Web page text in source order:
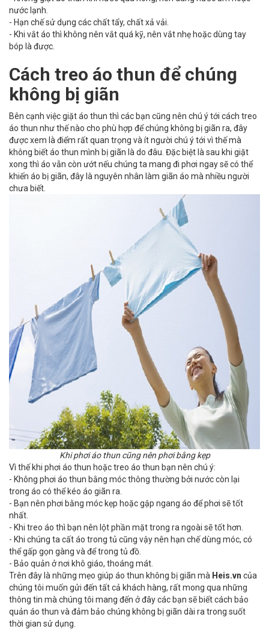
nước lạnh.
- Hạn chế sử dụng các chất tẩy, chất xả vải.
- Khi vắt áo thì không nên vắt quá kỹ, nên vắt nhẹ hoặc dùng tay
bóp là được.
Cách treo áo thun để chúng
không bị giãn
Bên cạnh việc giặt áo thun thì các bạn cũng nên chú ý tới cách treo
áo thun như thế nào cho phù hợp để chúng không bị giãn ra, đây
được xem là điểm rất quan trọng và ít người chú ý tới vì thế mà
không biết áo thun mình bị giãn là do đâu. Đặc biệt là sau khi giặt
xong thì áo vẫn còn ướt nếu chúng ta mang đi phơi ngay sẽ có thể
khiến áo bị giãn, đây là nguyên nhân làm giãn áo mà nhiều người
chưa biết.
Khi phơi áo thun cũng nên phơi bằng kẹp
Vì thế khi phơi áo thun hoặc treo áo thun bạn nên chú ý:
- Không phơi áo thun bằng móc thông thường bởi nước còn lại
trong áo có thể kéo áo giãn ra.
- Bạn nên phơi bằng móc kẹp hoặc gập ngang áo để phơi sẽ tốt
nhất.
- Khi treo áo thì bạn nên lột phần mặt trong ra ngoài sẽ tốt hơn.
- Khi chúng ta cất áo trong tủ cũng vậy nên hạn chế dùng móc, có
thể gấp gọn gàng và để trong tủ đồ.
- Bảo quản ở nơi khô giáo, thoáng mát.
Trên đây là những mẹo giúp áo thun không bị giãn mà Heis.vn của
chúng tôi muốn gửi đến tất cả khách hàng, rất mong qua những
thông tin mà chúng tôi mang đến ở đây các bạn sẽ biết cách bảo
quản áo thun và đảm bảo chúng không bị giãn dài ra trong suốt
thời gian sử dụng.